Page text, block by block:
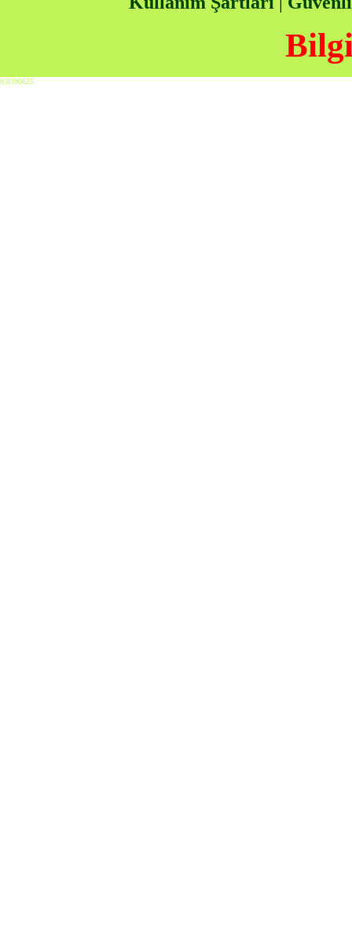
Bilgi
0,0390625